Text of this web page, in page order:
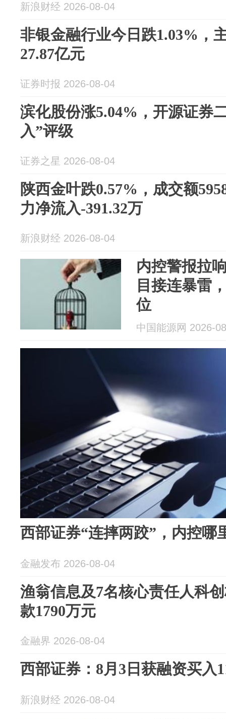
新浪财经 2026-08-04
非银金融行业今日跌1.03%，
27.87亿元
证券时报 2026-08-04
滨化股份涨5.04%，开源证券
入”评级
证券之星 2026-08-04
陕西金叶跌0.57%，成交额
力净流入-391.32万
新浪财经 2026-08-04
内控警报拉
目接连暴雷
位
中国能源网 2026-
西部证券“连摔两跤”，内控哪
金融发布 2026-08-04
渔翁信息及7名核心责任人科
款1790万元
金融界 2026-08-04
西部证券：8月3日获融资买入
新浪财经 2026-08-04